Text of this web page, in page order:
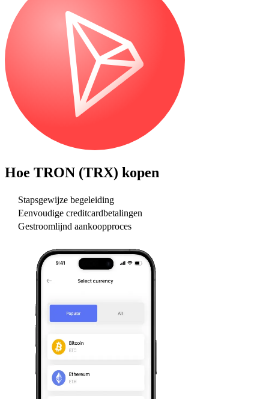
Hoe TRON (TRX) kopen
Stapsgewijze begeleiding
Eenvoudige creditcardbetalingen
Gestroomlijnd aankoopproces